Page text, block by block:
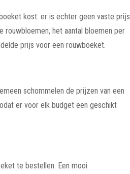
kost: er is echter geen vaste prijs
rouwbloemen, het aantal bloemen per
prijs voor een rouwboeket.
schommelen de prijzen van een
er voor elk budget een geschikt
te bestellen. Een mooi